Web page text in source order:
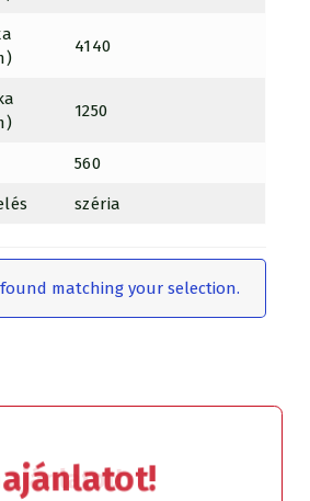
4140
1250
560
széria
matching your selection.